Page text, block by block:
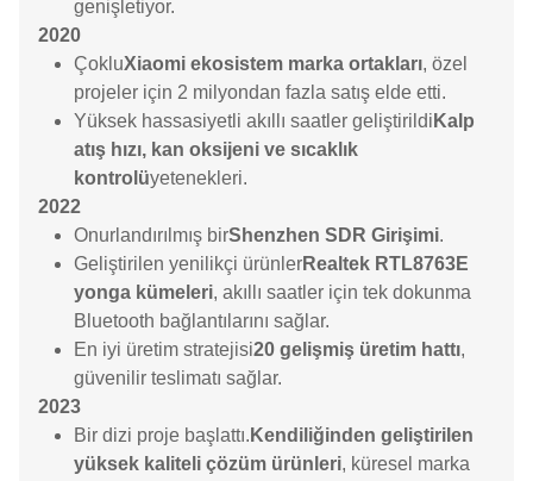
genişletiyor.
2020
ÇokluXiaomi ekosistem marka ortakları, özel
projeler için 2 milyondan fazla satış elde etti.
Yüksek hassasiyetli akıllı saatler geliştirildi Kalp
atış hızı, kan oksijeni ve sıcaklık
kontrolüyetenekleri.
2022
Onurlandırılmış birShenzhen SDR Girişimi.
Geliştirilen yenilikçi ürünlerRealtek RTL8763E
yonga kümeleri, akıllı saatler için tek dokunma
Bluetooth bağlantılarını sağlar.
En iyi üretim stratejisi20 gelişmiş üretim hattı,
güvenilir teslimatı sağlar.
2023
Bir dizi proje başlattı. Kendiliğinden geliştirilen
yüksek kaliteli çözüm ürünleri, küresel marka